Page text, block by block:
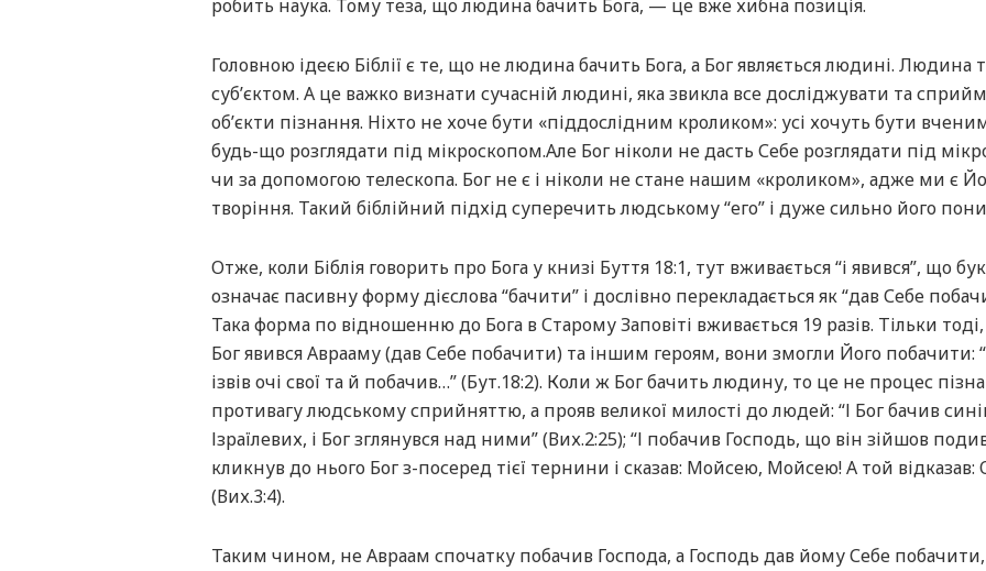
робить наука. Тому теза, що людина бачить Бога, — це вже хибна позиція.
Головною ідеєю Біблії є те, що не людина бачить Бога, а Бог являється людині. Людина
суб’єктом. А це важко визнати сучасній людині, яка звикла все досліджувати та
об’єкти пізнання. Ніхто не хоче бути «піддослідним кроликом»: усі хочуть бути
будь-що розглядати під мікроскопом.Але Бог ніколи не дасть Себе розглядати під
чи за допомогою телескопа. Бог не є і ніколи не стане нашим «кроликом», адже ми є
творіння. Такий біблійний підхід суперечить людському “его” і дуже сильно його
Отже, коли Біблія говорить про Бога у книзі Буття 18:1, тут вживається “і явився”, що
означає пасивну форму дієслова “бачити” і дослівно перекладається як “дав Себе
Така форма по відношенню до Бога в Старому Заповіті вживається 19 разів. Тільки
Бог явився Аврааму (дав Себе побачити) та іншим героям, вони змогли Його побачити:
ізвів очі свої та й побачив…” (Бут.18:2). Коли ж Бог бачить людину, то це не процес
противагу людському сприйняттю, а прояв великої милості до людей: “І Бог бачив
Ізраїлевих, і Бог зглянувся над ними” (Вих.2:25); “І побачив Господь, що він зійшов
кликнув до нього Бог з-посеред тієї тернини і сказав: Мойсею, Мойсею! А той відказав:
(Вих.3:4).
Таким чином, не Авраам спочатку побачив Господа, а Господь дав йому Себе побачити,